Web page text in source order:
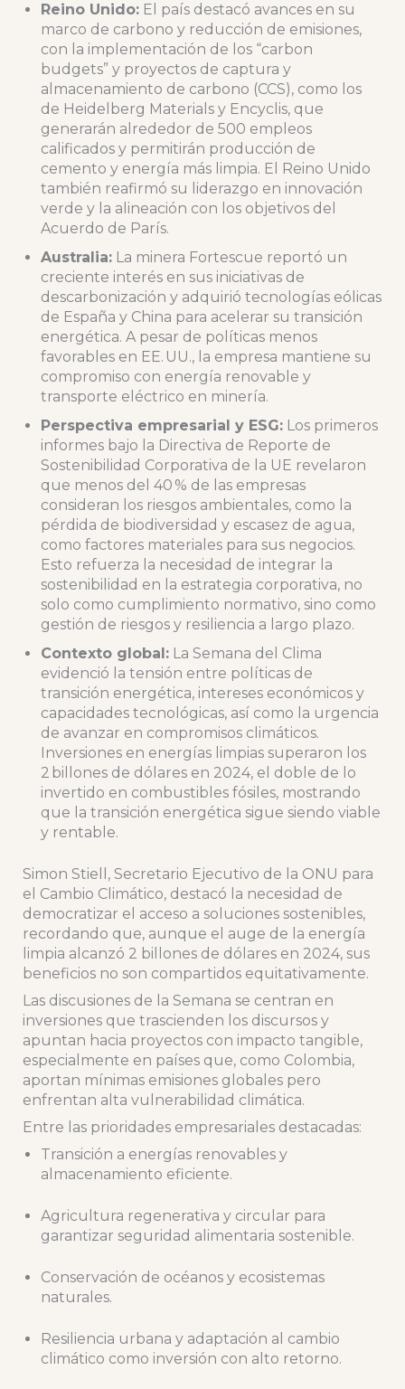
Reino Unido:El país destacó avances en su
marco de carbono y reducción de emisiones,
con la implementación de los “carbon
budgets” y proyectos de captura y
almacenamiento de carbono (CCS), como los
de Heidelberg Materials y Encyclis, que
generarán alrededor de 500 empleos
calificados y permitirán producción de
cemento y energía más limpia. El Reino Unido
también reafirmó su liderazgo en innovación
verde y la alineación con los objetivos del
Acuerdo de París.
Australia:La minera Fortescue reportó un
creciente interés en sus iniciativas de
descarbonización y adquirió tecnologías eólicas
de España y China para acelerar su transición
energética. A pesar de políticas menos
favorables en EE. UU., la empresa mantiene su
compromiso con energía renovable y
transporte eléctrico en minería.
Perspectiva empresarial y ESG:Los primeros
informes bajo la Directiva de Reporte de
Sostenibilidad Corporativa de la UE revelaron
que menos del 40 % de las empresas
consideran los riesgos ambientales, como la
pérdida de biodiversidad y escasez de agua,
como factores materiales para sus negocios.
Esto refuerza la necesidad de integrar la
sostenibilidad en la estrategia corporativa, no
solo como cumplimiento normativo, sino como
gestión de riesgos y resiliencia a largo plazo.
Contexto global:La Semana del Clima
evidenció la tensión entre políticas de
transición energética, intereses económicos y
capacidades tecnológicas, así como la urgencia
de avanzar en compromisos climáticos.
Inversiones en energías limpias superaron los
2 billones de dólares en 2024, el doble de lo
invertido en combustibles fósiles, mostrando
que la transición energética sigue siendo viable
y rentable.
Simon Stiell, Secretario Ejecutivo de la ONU para
el Cambio Climático, destacó la necesidad de
democratizar el acceso a soluciones sostenibles,
recordando que, aunque el auge de la energía
limpia alcanzó 2 billones de dólares en 2024, sus
beneficios no son compartidos equitativamente.
Las discusiones de la Semana se centran en
inversiones que trascienden los discursos y
apuntan hacia proyectos con impacto tangible,
especialmente en países que, como Colombia,
aportan mínimas emisiones globales pero
enfrentan alta vulnerabilidad climática.
Entre las prioridades empresariales destacadas:
Transición a energías renovables y
almacenamiento eficiente.
Agricultura regenerativa y circular para
garantizar seguridad alimentaria sostenible.
Conservación de océanos y ecosistemas
naturales.
Resiliencia urbana y adaptación al cambio
climático como inversión con alto retorno.